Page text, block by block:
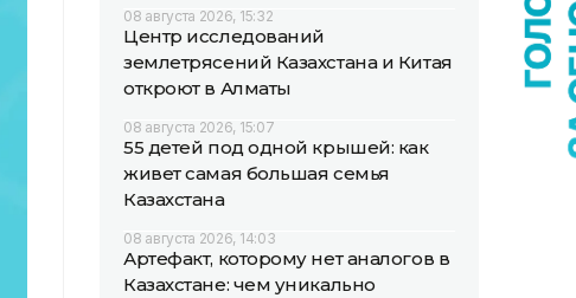
08 августа 2026, 15:32
Центр исследований
землетрясений Казахстана и Китая
откроют в Алматы
08 августа 2026, 15:07
55 детей под одной крышей: как
живет самая большая семья
Казахстана
08 августа 2026, 14:03
Артефакт, которому нет аналогов в
Казахстане: чем уникально